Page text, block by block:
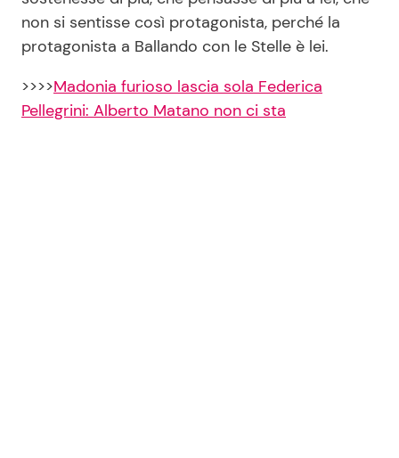
non si sentisse così protagonista, perché la
protagonista a Ballando con le Stelle è lei.
>>>>Madonia furioso lascia sola Federica
Pellegrini: Alberto Matano non ci sta